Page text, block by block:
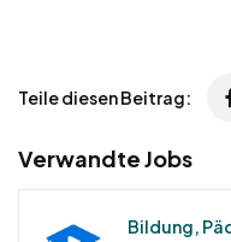
Teile diesen Beitrag:
Verwandte Jobs
Bildung,